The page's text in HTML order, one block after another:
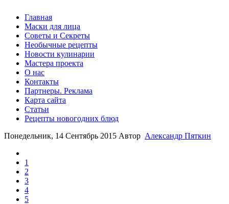
Главная
Маски для лица
Советы и Секреты
Необычные рецепты
Новости кулинарии
Мастера проекта
О нас
Контакты
Партнеры. Реклама
Карта сайта
Статьи
Рецепты новогодних блюд
Понедельник, 14 Сентябрь 2015 Автор Александр Пяткин
1
2
3
4
5